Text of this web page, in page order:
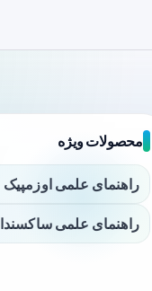
محصولات ویژه
راهنمای علمی اوزمپیک
راهنمای علمی ساکسندا